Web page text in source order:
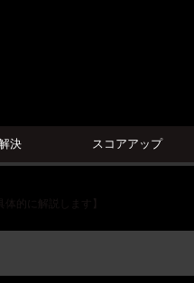
決 スコアアップ
的に解説します】